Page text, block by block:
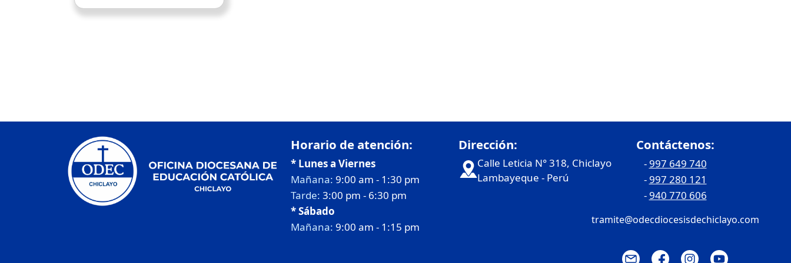
Horario de atención:
* Lunes a Viernes
Mañana: 9:00 am - 1:30 pm
Tarde: 3:00 pm - 6:30 pm
* Sábado
Mañana: 9:00 am - 1:15 pm
Dirección:
Calle Leticia N° 318, Chiclayo
Lambayeque - Perú
Contáctenos:
-997 649 740
-997 280 121
-940 770 606
tramite@odecdiocesisdechiclayo.com